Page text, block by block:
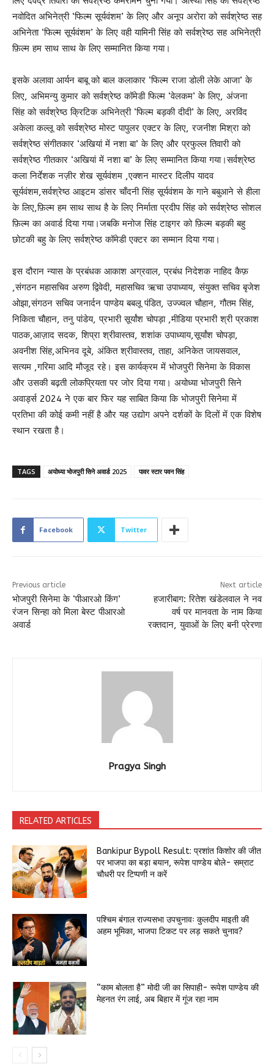
नवोदित अभिनेत्री ‘फिल्म सूर्यवंशम’ के लिए और अनूप अरोरा को सर्वश्रेष्ठ सह
अभिनेता ‘फिल्म सूर्यवंशम’ के लिए वही यामिनी सिंह को सर्वश्रेष्ठ सह अभिनेत्री
फ़िल्म हम साथ साथ के लिए सम्मानित किया गया।
इसके अलावा आर्यन बाबू को बाल कलाकार ‘फिल्म राजा डोली लेके आजा’ के
लिए, अभिमन्यु कुमार को सर्वश्रेष्ठ कॉमेडी फिल्म ‘वेलकम’ के लिए, अंजना
सिंह को सर्वश्रेष्ठ क्रिटिक अभिनेत्री ‘फिल्म बड़की दीदी’ के लिए, अरविंद
अकेला कल्लू को सर्वश्रेष्ठ मोस्ट पापुलर एक्टर के लिए, रजनीश मिश्रा को
सर्वश्रेष्ठ संगीतकार ‘अखियां में नशा बा’ के लिए और प्रफुल्ल तिवारी को
सर्वश्रेष्ठ गीतकार ‘अखियां में नशा बा’ के लिए सम्मानित किया गया।सर्वश्रेष्ठ
कला निर्देशक नज़ीर शेख सूर्यवंशम ,एक्शन मास्टर दिलीप यादव
सूर्यवंशम,सर्वश्रेष्ठ आइटम डांसर चाँदनी सिंह सूर्यवंशम के गाने बबुआने से हीला
के लिए,फ़िल्म हम साथ साथ है के लिए निर्माता प्रदीप सिंह को सर्वश्रेष्ठ सोशल
फ़िल्म का अवार्ड दिया गया।जबकि मनोज सिंह टाइगर को फ़िल्म बड़की बहु
छोटकी बहु के लिए सर्वश्रेष्ठ कॉमेडी एक्टर का सम्मान दिया गया।
इस दौरान न्यास के प्रबंधक आकाश अग्रवाल, प्रबंध निदेशक नाहिद कैफ़
,संगठन महासचिव अरुण द्विवेदी, महासचिव ऋचा उपाध्याय, संयुक्त सचिव बृजेश
ओझा,संगठन सचिव जनार्दन पाण्डेय बबलू पंडित, उज्ज्वल चौहान, गौतम सिंह,
निकिता चौहान, तनु पांडेय, प्रभारी सूर्यांश चोपड़ा ,मीडिया प्रभारी श्री प्रकाश
पाठक,आज़ाद सदक, शिप्रा श्रीवास्तव, शशांक उपाध्याय,सूर्यांश चोपड़ा,
अवनीश सिंह,अभिनव दूबे, अंकित श्रीवास्तव, ताहा, अनिकेत जायसवाल,
सत्यम ,गरिमा आदि मौजूद रहे। इस कार्यक्रम में भोजपुरी सिनेमा के विकास
और उसकी बढ़ती लोकप्रियता पर जोर दिया गया। अयोध्या भोजपुरी सिने
अवार्ड्स 2024 ने एक बार फिर यह साबित किया कि भोजपुरी सिनेमा में
प्रतिभा की कोई कमी नहीं है और यह उद्योग अपने दर्शकों के दिलों में एक विशेष
स्थान रखता है।
TAGS अयोध्या भोजपुरी सिने अवार्ड 2025 पावर स्टार पवन सिंह
Facebook Twitter
Previous article
भोजपुरी सिनेमा के ‘पीआरओ किंग’
रंजन सिन्हा को मिला बेस्ट पीआरओ
अवार्ड
Next article
हजारीबाग: रितेश खंडेलवाल ने नव
वर्ष पर मानवता के नाम किया
रक्तदान, युवाओं के लिए बनी प्रेरणा
Pragya Singh
RELATED ARTICLES
Bankipur Bypoll Result: प्रशांत किशोर की जीत
पर भाजपा का बड़ा बयान, रूपेश पाण्डेय बोले- सम्राट
चौधरी पर टिप्पणी न करें
पश्चिम बंगाल राज्यसभा उपचुनावः कुलदीप माइती की
अहम भूमिका, भाजपा टिकट पर लड़ सकते चुनाव?
“काम बोलता है” मोदी जी का सिपाही- रूपेश पाण्डेय की
मेहनत रंग लाई, अब बिहार में गूंज रहा नाम